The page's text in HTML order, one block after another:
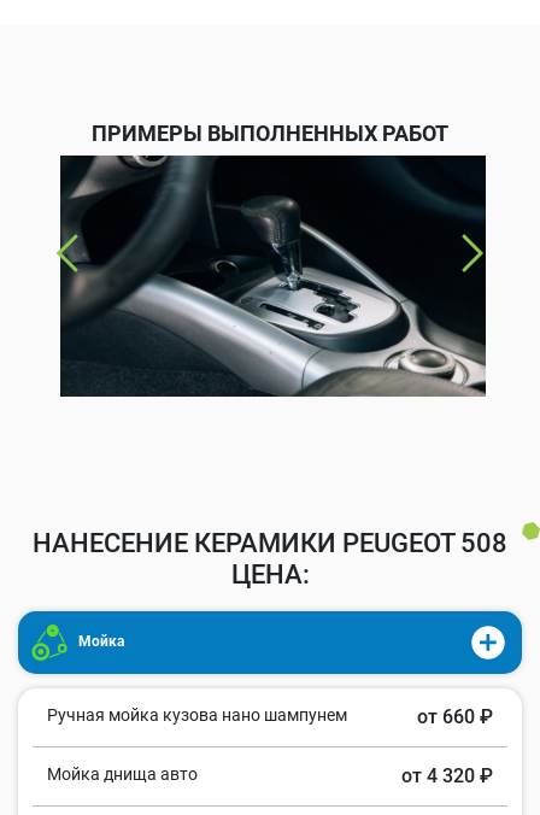
ПРИМЕРЫ ВЫПОЛНЕННЫХ РАБОТ
НАНЕСЕНИЕ КЕРАМИКИ PEUGEOT 508
ЦЕНА:
Мойка
Ручная мойка кузова нано шампунем от 660 ₽
Мойка днища авто от 4 320 ₽